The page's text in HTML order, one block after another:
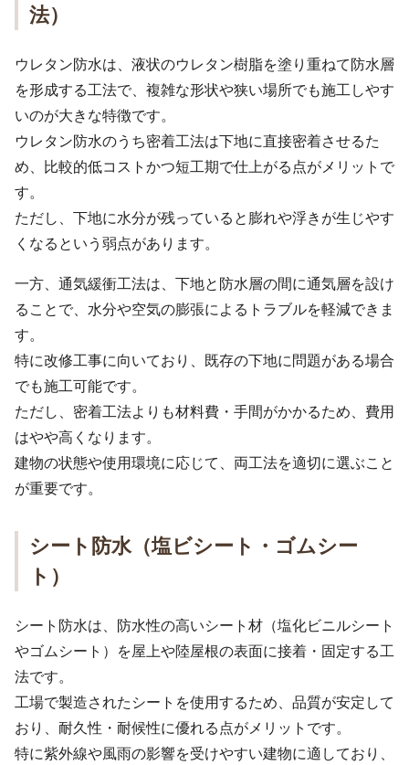
法）
ウレタン防水は、液状のウレタン樹脂を塗り重ねて防水層
を形成する工法で、複雑な形状や狭い場所でも施工しやす
いのが大きな特徴です。
ウレタン防水のうち密着工法は下地に直接密着させるた
め、比較的低コストかつ短工期で仕上がる点がメリットで
す。
ただし、下地に水分が残っていると膨れや浮きが生じやす
くなるという弱点があります。
一方、通気緩衝工法は、下地と防水層の間に通気層を設け
ることで、水分や空気の膨張によるトラブルを軽減できま
す。
特に改修工事に向いており、既存の下地に問題がある場合
でも施工可能です。
ただし、密着工法よりも材料費・手間がかかるため、費用
はやや高くなります。
建物の状態や使用環境に応じて、両工法を適切に選ぶこと
が重要です。
シート防水（塩ビシート・ゴムシー
ト）
シート防水は、防水性の高いシート材（塩化ビニルシート
やゴムシート）を屋上や陸屋根の表面に接着・固定する工
法です。
工場で製造されたシートを使用するため、品質が安定して
おり、耐久性・耐候性に優れる点がメリットです。
特に紫外線や風雨の影響を受けやすい建物に適しており、